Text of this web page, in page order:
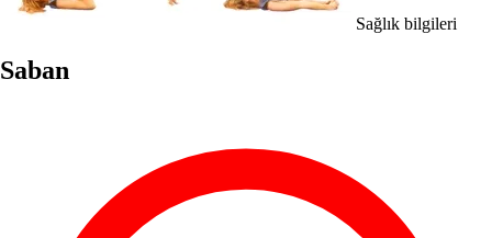
Sağlık bilgileri
Saban